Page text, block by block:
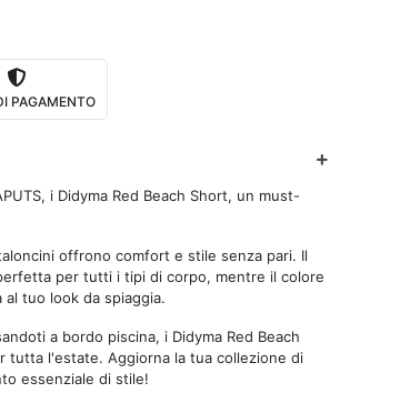
PAGAMENTO
i Didyma Red Beach Short, un must-
offrono comfort e stile senza pari. Il
per tutti i tipi di corpo, mentre il colore
tuo look da spiaggia.
a bordo piscina, i Didyma Red Beach
tutta l'estate. Aggiorna la tua collezione di
essenziale di stile!